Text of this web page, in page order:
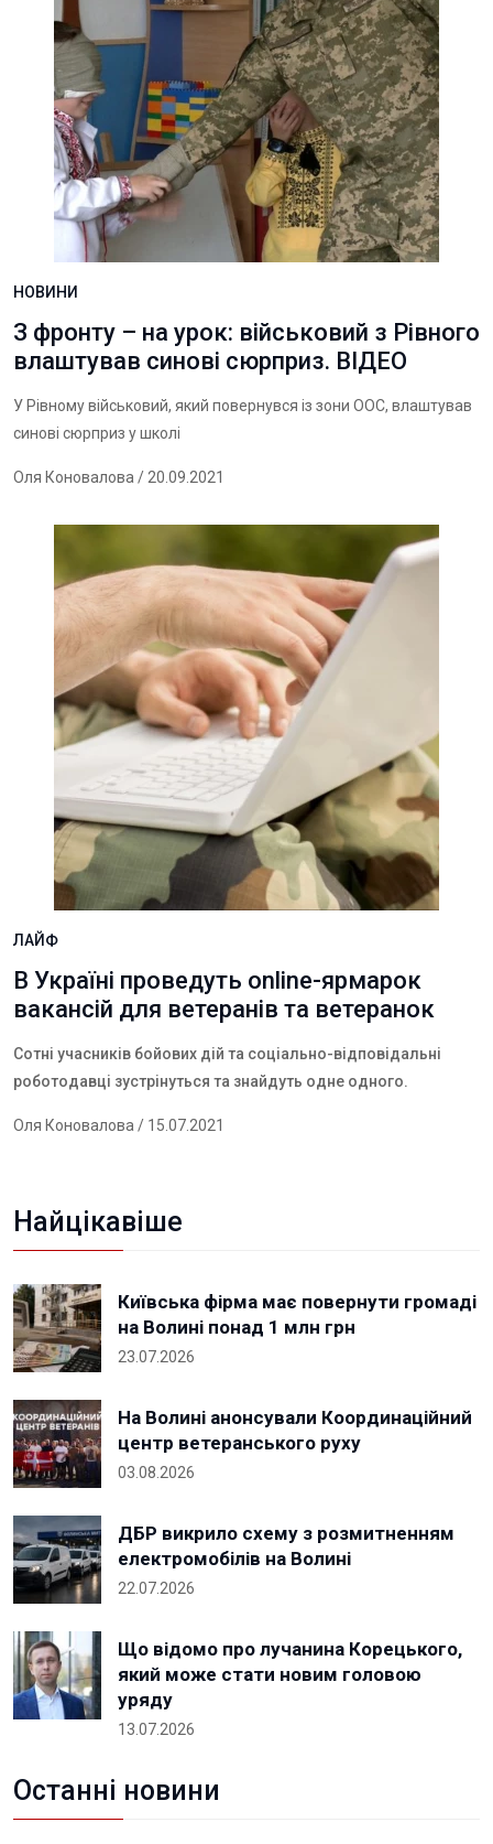
НОВИНИ
З фронту – на урок: військовий з Рівного
влаштував синові сюрприз. ВІДЕО
У Рівному військовий, який повернувся із зони ООС, влаштував
синові сюрприз у школі
Оля Коновалова / 20.09.2021
ЛАЙФ
В Україні проведуть online-ярмарок
вакансій для ветеранів та ветеранок
Сотні учасників бойових дій та соціально-відповідальні
роботодавці зустрінуться та знайдуть одне одного.
Оля Коновалова / 15.07.2021
Найцікавіше
Київська фірма має повернути громаді
на Волині понад 1 млн грн
23.07.2026
На Волині анонсували Координаційний
центр ветеранського руху
03.08.2026
ДБР викрило схему з розмитненням
електромобілів на Волині
22.07.2026
Що відомо про лучанина Корецького,
який може стати новим головою
уряду
13.07.2026
Останні новини